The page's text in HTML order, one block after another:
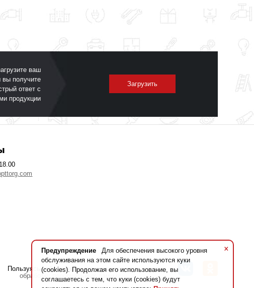
×
Предупреждение
Для обеспечения высокого уровня
обслуживания на этом сайте используются куки
(cookies). Продолжая его использование, вы
соглашаетесь с тем, что куки (cookies) будут
ваш
получите
ответ с
продукции
Загрузить
Пользуясь сайтом вы даетесогласие на
обработку персональных данных